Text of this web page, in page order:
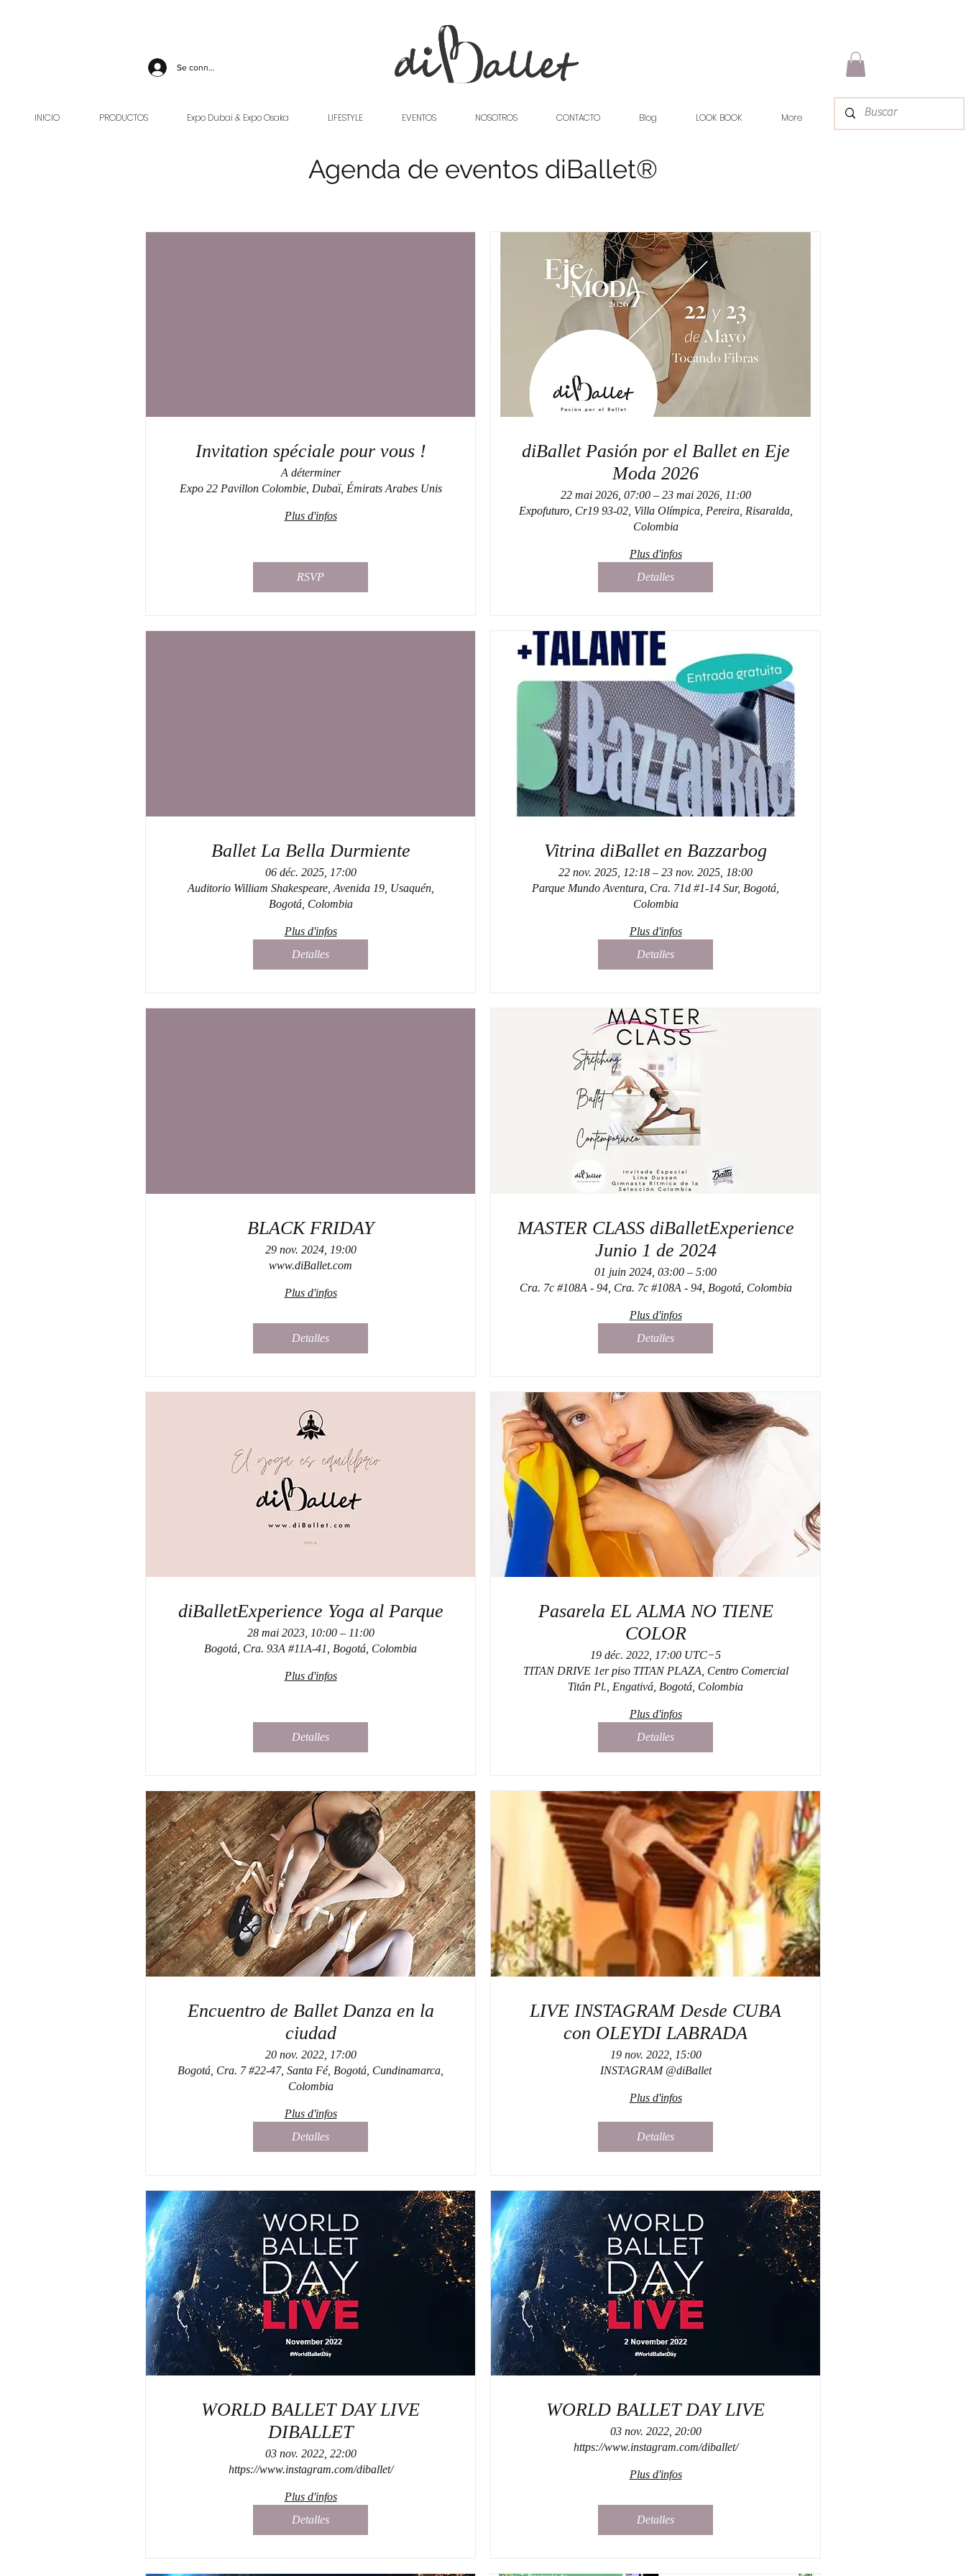
Se connecter
INICIO PRODUCTOS Expo Dubai & Expo Osaka LIFESTYLE EVENTOS NOSOTROS CONTACTO Blog LOOK BOOK More
Agenda de eventos diBallet®
Invitation spéciale pour vous !
A déterminer
Expo 22 Pavillon Colombie, Dubaï, Émirats Arabes Unis
Plus d'infos
RSVP
diBallet Pasión por el Ballet en Eje
Moda 2026
22 mai 2026, 07:00 – 23 mai 2026, 11:00
Expofuturo, Cr19 93-02, Villa Olímpica, Pereira, Risaralda,
Colombia
Plus d'infos
Detalles
Ballet La Bella Durmiente
06 déc. 2025, 17:00
Auditorio William Shakespeare, Avenida 19, Usaquén,
Bogotá, Colombia
Plus d'infos
Detalles
Vitrina diBallet en Bazzarbog
22 nov. 2025, 12:18 – 23 nov. 2025, 18:00
Parque Mundo Aventura, Cra. 71d #1-14 Sur, Bogotá,
Colombia
Plus d'infos
Detalles
BLACK FRIDAY
29 nov. 2024, 19:00
www.diBallet.com
Plus d'infos
Detalles
MASTER CLASS diBalletExperience
Junio 1 de 2024
01 juin 2024, 03:00 – 5:00
Cra. 7c #108A - 94, Cra. 7c #108A - 94, Bogotá, Colombia
Plus d'infos
Detalles
diBalletExperience Yoga al Parque
28 mai 2023, 10:00 – 11:00
Bogotá, Cra. 93A #11A-41, Bogotá, Colombia
Plus d'infos
Detalles
Pasarela EL ALMA NO TIENE
COLOR
19 déc. 2022, 17:00 UTC−5
TITAN DRIVE 1er piso TITAN PLAZA, Centro Comercial
Titán Pl., Engativá, Bogotá, Colombia
Plus d'infos
Detalles
Encuentro de Ballet Danza en la
ciudad
20 nov. 2022, 17:00
Bogotá, Cra. 7 #22-47, Santa Fé, Bogotá, Cundinamarca,
Colombia
Plus d'infos
Detalles
LIVE INSTAGRAM Desde CUBA
con OLEYDI LABRADA
19 nov. 2022, 15:00
INSTAGRAM @diBallet
Plus d'infos
Detalles
WORLD BALLET DAY LIVE
DIBALLET
03 nov. 2022, 22:00
https://www.instagram.com/diballet/
Plus d'infos
Detalles
WORLD BALLET DAY LIVE
03 nov. 2022, 20:00
https://www.instagram.com/diballet/
Plus d'infos
Detalles